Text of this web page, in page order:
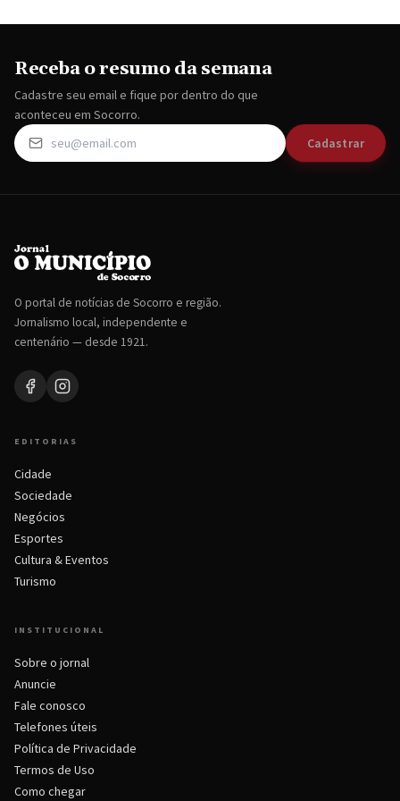
Receba o resumo da semana
Cadastre seu email e fique por dentro do que
aconteceu em Socorro.
Cadastrar
O portal de notícias de Socorro e região.
Jornalismo local, independente e
centenário — desde 1921.
EDITORIAS
Cidade
Sociedade
Negócios
Esportes
Cultura & Eventos
Turismo
INSTITUCIONAL
Sobre o jornal
Anuncie
Fale conosco
Telefones úteis
Política de Privacidade
Termos de Uso
Como chegar